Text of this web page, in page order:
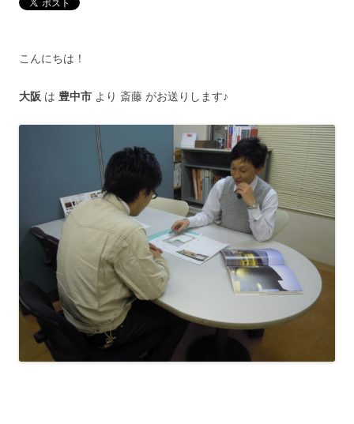
こんにちは！
大阪 は 豊中市 より 斎藤 がお送りします♪